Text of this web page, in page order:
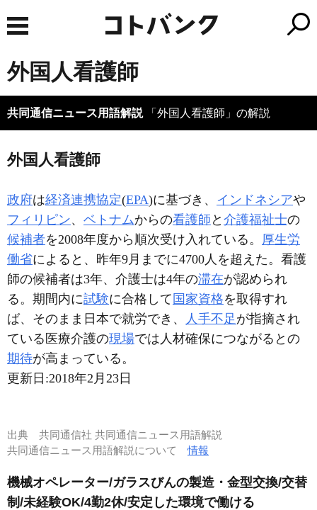
外国人看護師
共同通信ニュース用語解説「外国人看護師」の解説
外国人看護師
政府は経済連携協定(EPA)に基づき、 インドネシアや
フィリピン、 ベトナムからの看護師 と 介護福祉士の
候補者を2008年度から順次受け入れている。 厚生労
働省によると、昨年9月までに4700人を超えた。看護
師の候補者は3年、介護士は4年の滞在が認められ
る。期間内に試験に合格して 国家資格を取得すれ
ば、そのまま日本で就労でき、
人手不足 が指摘され
ている医療介護の現場では人材確保につながるとの
期待が高まっている。
更新日:2018年2月23日
出典 共同通信社 共同通信ニュース用語解説
共同通信ニュース用語解説について情報
機械オペレーター/ガラスびんの製造・金型交換/交替
制/未経験OK/4勤2休/安定した環境で働ける